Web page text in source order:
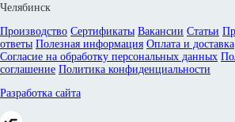
Челябинск
Производство Сертификаты Вакансии Статьи
ответы Полезная информация Оплата и доставка
Согласие на обработку персональных данных
соглашение Политика конфиденциальности
Разработка сайта